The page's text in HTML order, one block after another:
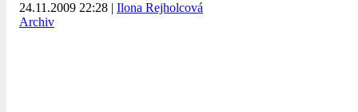
24.11.2009 22:28 | Ilona Rejholcová
Archiv